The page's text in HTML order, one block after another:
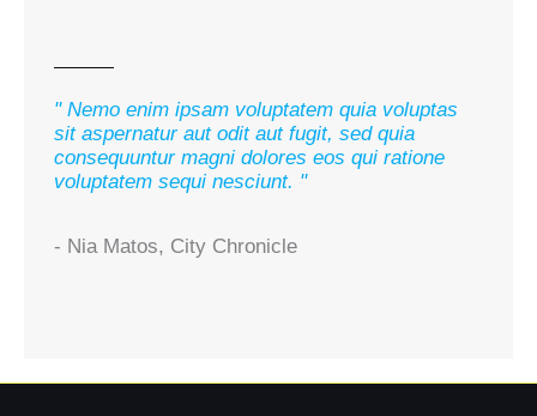
" Nemo enim ipsam voluptatem quia voluptas
sit aspernatur aut odit aut fugit, sed quia
consequuntur magni dolores eos qui ratione
voluptatem sequi nesciunt. "
- Nia Matos, City Chronicle